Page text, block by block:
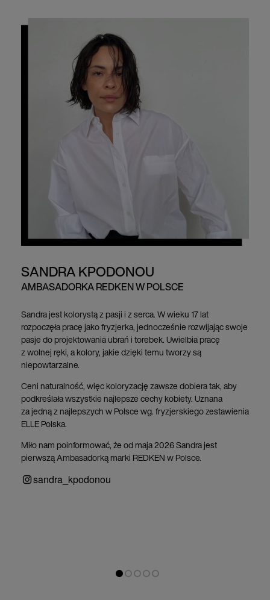
SANDRA KPODONOU
AMBASADORKA REDKEN W POLSCE
Sandra jest kolorystą z pasji i z serca. W wieku 17 lat
rozpoczęła pracę jako fryzjerka, jednocześnie rozwijając swoje
pasje do projektowania ubrań i torebek. Uwielbia pracę
z wolnej ręki, a kolory, jakie dzięki temu tworzy są
niepowtarzalne.
Ceni naturalność, więc koloryzację zawsze dobiera tak, aby
podkreślała wszystkie najlepsze cechy kobiety. Uznana
za jedną z najlepszych w Polsce wg. fryzjerskiego zestawienia
ELLE Polska.
Miło nam poinformować, że od maja 2026 Sandra jest
pierwszą Ambasadorką marki REDKEN w Polsce.
sandra_kpodonou